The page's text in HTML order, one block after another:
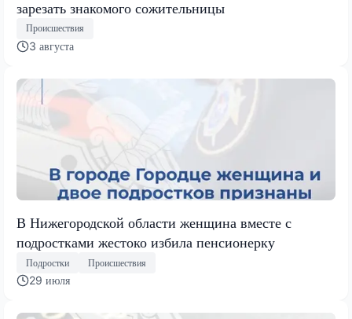
зарезать знакомого сожительницы
Происшествия
3 августа
В Нижегородской области женщина вместе с
подростками жестоко избила пенсионерку
Подростки Происшествия
29 июля